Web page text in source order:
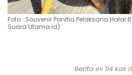
Foto : Souvenir Panitia Pelaksana Halal
Suara Utama.id)
Berita ini 114kali